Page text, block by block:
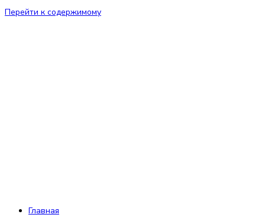
Перейти к содержимому
Главная